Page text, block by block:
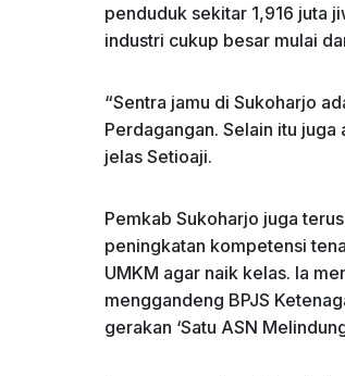
penduduk sekitar 1,916 juta
industri cukup besar mulai
“Sentra jamu di Sukoharjo
Perdagangan. Selain itu
jelas Setioaji.
Pemkab Sukoharjo juga
peningkatan kompetensi
UMKM agar naik kelas. Ia
menggandeng BPJS
gerakan ‘Satu ASN